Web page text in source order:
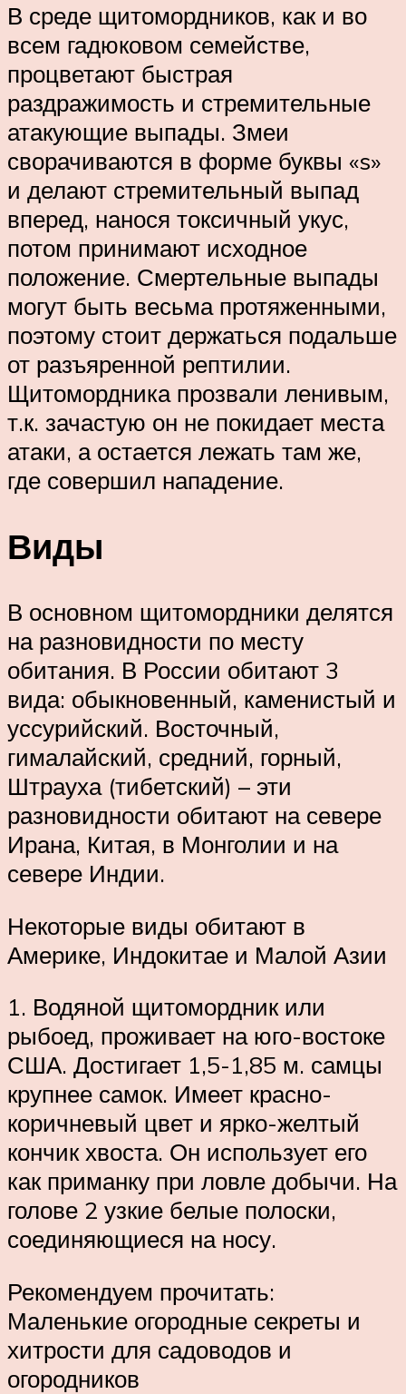
В среде щитомордников, как и во
всем гадюковом семействе,
процветают быстрая
раздражимость и стремительные
атакующие выпады. Змеи
сворачиваются в форме буквы «s»
и делают стремительный выпад
вперед, нанося токсичный укус,
потом принимают исходное
положение. Смертельные выпады
могут быть весьма протяженными,
поэтому стоит держаться подальше
от разъяренной рептилии.
Щитомордника прозвали ленивым,
т.к. зачастую он не покидает места
атаки, а остается лежать там же,
где совершил нападение.
Виды
В основном щитомордники делятся
на разновидности по месту
обитания. В России обитают 3
вида: обыкновенный, каменистый и
уссурийский. Восточный,
гималайский, средний, горный,
Штрауха (тибетский) – эти
разновидности обитают на севере
Ирана, Китая, в Монголии и на
севере Индии.
Некоторые виды обитают в
Америке, Индокитае и Малой Азии
1. Водяной щитомордник или
рыбоед, проживает на юго-востоке
США. Достигает 1,5-1,85 м. самцы
крупнее самок. Имеет красно-
коричневый цвет и ярко-желтый
кончик хвоста. Он использует его
как приманку при ловле добычи. На
голове 2 узкие белые полоски,
соединяющиеся на носу.
Рекомендуем прочитать:
Маленькие огородные секреты и
хитрости для садоводов и
огородников